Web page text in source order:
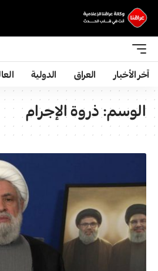
آخر الأخبار العراق الدولية
الوسم:ذروة الإجرام